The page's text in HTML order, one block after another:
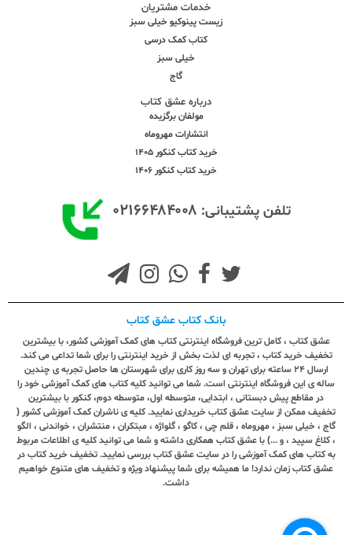
خدمات مشتریان
زیست پینوکیو خیلی سبز
کتاب کمک درسی
خیلی سبز
گاج
درباره عشق کتاب
مولفان برگزیده
انتشارات مهروماه
خرید کتاب کنکور 1405
خرید کتاب کنکور 1406
تلفن پشتیبانی: ۰۲۱۶۶۴۸۴۰۰۸
بانک کتاب عشق کتاب
عشق کتاب ، کامل ترین فروشگاه اینترنتی کتاب های کمک آموزشی کشور، با بیشترین
تخفیف خرید کتاب ، تجربه ای لذت بخش از خرید اینترنتی را برای شما تداعی می کند.
ارسال ٢٤ ساعته برای تهران و سه روز کاری برای شهرستان ها حاصل تجربه ی چندین
ساله ی این فروشگاه اینترنتی است. شما می توانید کلیه کتاب های کمک آموزشی خود را
در مقاطع پیش دبستانی ، ابتدایی، متوسطه اول، متوسطه دوم، کنکور با بیشترین
تخفیف ممکن از سایت عشق کتاب خریداری نمایید. کلیه ی ناشران کمک آموزشی کشور (
گاج ، خیلی سبز ، مهروماه ، قلم چی ، کاگو ، گلواژه ، مبتکران ، منتشران ، خواندنی ، الگو
، کلاغ سپید ، و ...) با عشق کتاب همکاری داشته و شما می توانید کلیه ی اطلاعات مربوط
به کتاب های کمک آموزشی را در سایت عشق کتاب بررسی نمایید. تخفیف خرید کتاب در
عشق کتاب زمان ندارد! ما همیشه برای شما پیشنهاد ویژه و تخفیف های متنوع خواهیم
داشت.